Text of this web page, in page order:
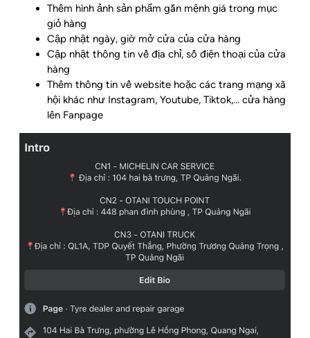
Thêm hình ảnh sản phẩm gắn mệnh giá trong mục
giỏ hàng
Cập nhật ngày, giờ mở cửa của cửa hàng
Cập nhật thông tin về địa chỉ, số điện thoại của cửa
hàng
Thêm thông tin về website hoặc các trang mạng xã
hội khác như Instagram, Youtube, Tiktok,… cửa hàng
lên Fanpage